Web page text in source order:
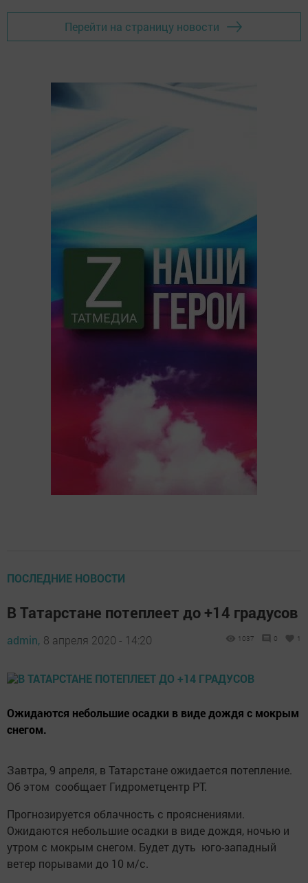
Перейти на страницу новости
ПОСЛЕДНИЕ НОВОСТИ
В Татарстане потеплеет до +14 градусов
admin, 8 апреля 2020 - 14:20 1037 0 1
Ожидаются небольшие осадки в виде дождя с мокрым
снегом.
Завтра, 9 апреля, в Татарстане ожидается потепление.
Об этом сообщает Гидрометцентр РТ.
Прогнозируется облачность с прояснениями.
Ожидаются небольшие осадки в виде дождя, ночью и
утром с мокрым снегом. Будет дуть юго-западный
ветер порывами до 10 м/с.